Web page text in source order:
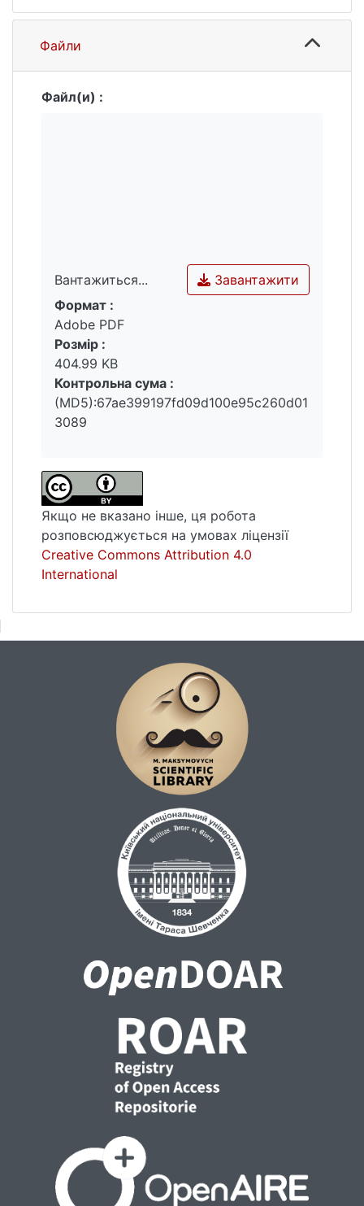
Файли
Файл(и) :
Вантажиться...
Вантажиться...
Завантажити
Формат :
Adobe PDF
Розмір :
404.99 KB
Контрольна сума :
(MD5):67ae399197fd09d100e95c260d01
3089
Якщо не вказано інше, ця робота
розповсюджується на умовах ліцензії
Creative Commons Attribution 4.0
International